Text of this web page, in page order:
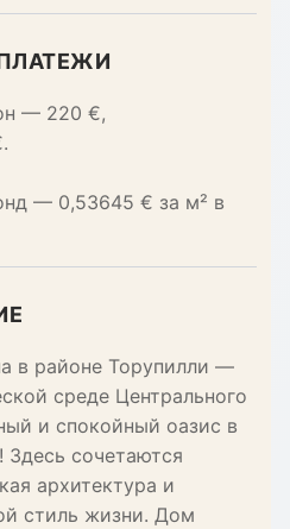
— 220 €,
— 0,53645 € за м² в
в районе Торупилли —
среде Центрального
и спокойный оазис в
сочетаются
архитектура и
стиль жизни. Дом